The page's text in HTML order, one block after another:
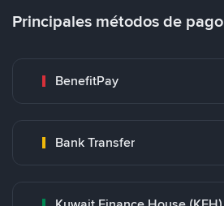
Principales métodos de pago
BenefitPay
Bank Transfer